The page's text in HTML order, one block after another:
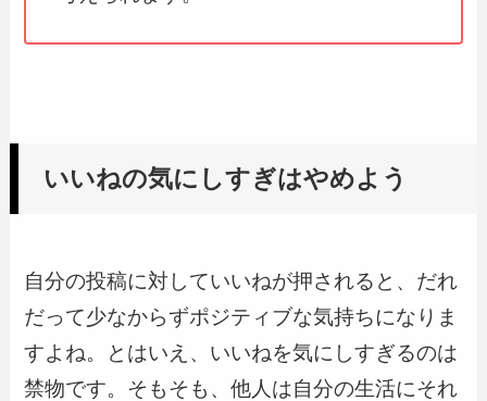
いいねの気にしすぎはやめよう
自分の投稿に対していいねが押されると、だれ
だって少なからずポジティブな気持ちになりま
すよね。とはいえ、いいねを気にしすぎるのは
禁物です。そもそも、他人は自分の生活にそれ